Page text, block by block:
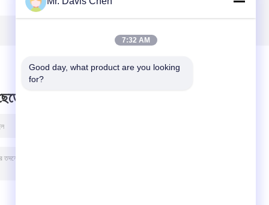
এক্স-রে ক্রলার
7:32 AM
Good day, what product are you looking
for?